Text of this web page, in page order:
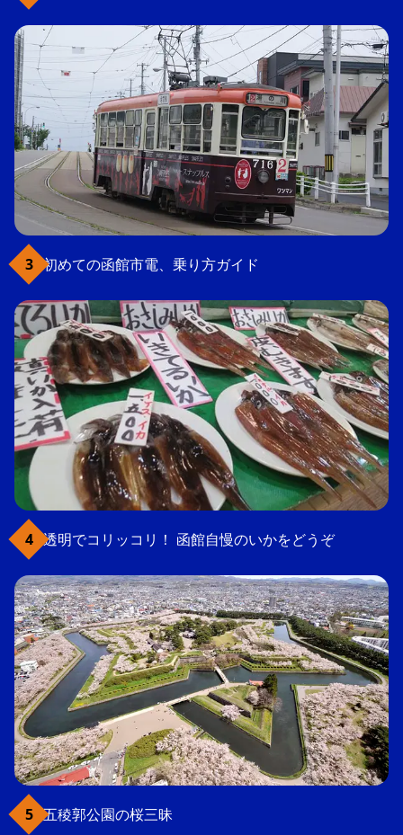
初めての函館市電、乗り方ガイド
透明でコリッコリ！ 函館自慢のいかをどうぞ
五稜郭公園の桜三昧